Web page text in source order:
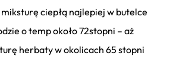
ciepłą najlepiej w butelce
o temp około 72stopni – aż
herbaty w okolicach 65 stopni